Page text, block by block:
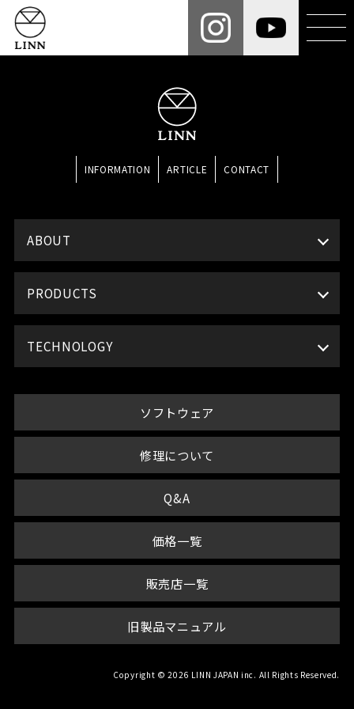
INFORMATION ARTICLE CONTACT
ABOUT
PRODUCTS
TECHNOLOGY
ソフトウェア
修理について
Q&A
価格一覧
販売店一覧
旧製品マニュアル
Copyright © 2026 LINN JAPAN inc. All Rights Reserved.